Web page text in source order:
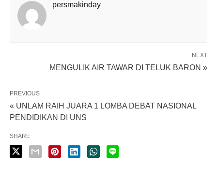
persmakinday
NEXT
MENGULIK AIR TAWAR DI TELUK BARON »
PREVIOUS
« UNLAM RAIH JUARA 1 LOMBA DEBAT NASIONAL
PENDIDIKAN DI UNS
SHARE